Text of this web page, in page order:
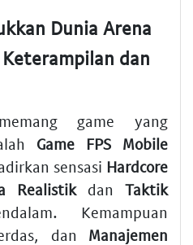
Dunia Arena
dan
game yang
Game FPS Mobile
sensasi Hardcore
Realistikdan Taktik
Kemampuan
dan Manajemen